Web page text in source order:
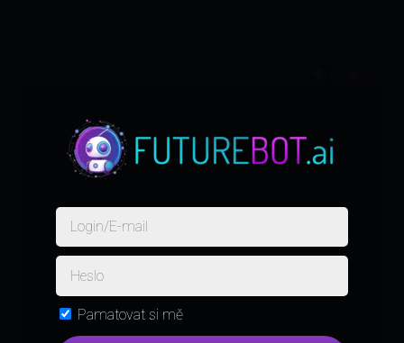
Pamatovat si mě